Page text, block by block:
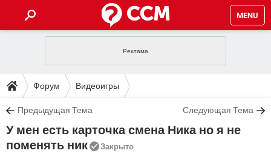
MENU
INSTAGRAM
ИГРЫ WINDOWS 10
ВКОНТАКТЕ ВИДЕО
GOOGLE
ПОЛЕЗНЫЕ СОВЕТЫ
TIKTOK
FACEBOOK
ЗАГРУЗКИ
TIKTOK TELEGRAM
WHATSAPP
Форум Видеоигры
Предыдущая Тема Следующая Тема
У мен есть карточка смена Ника но я не
поменять ник
Закрыто